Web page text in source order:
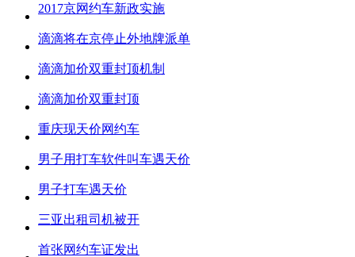
2017京网约车新政实施
滴滴将在京停止外地牌派单
滴滴加价双重封顶机制
滴滴加价双重封顶
重庆现天价网约车
男子用打车软件叫车遇天价
男子打车遇天价
三亚出租司机被开
首张网约车证发出